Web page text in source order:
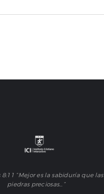
8:11 “Mejor es la sabiduría que las
piedras preciosas…”